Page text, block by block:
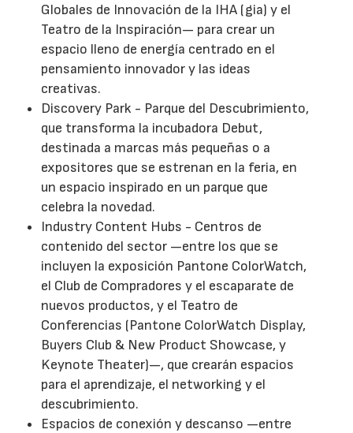
Globales de Innovación de la IHA (gia) y el
Teatro de la Inspiración— para crear un
espacio lleno de energía centrado en el
pensamiento innovador y las ideas
creativas.
Discovery Park - Parque del Descubrimiento,
que transforma la incubadora Debut,
destinada a marcas más pequeñas o a
expositores que se estrenan en la feria, en
un espacio inspirado en un parque que
celebra la novedad.
Industry Content Hubs - Centros de
contenido del sector —entre los que se
incluyen la exposición Pantone ColorWatch,
el Club de Compradores y el escaparate de
nuevos productos, y el Teatro de
Conferencias (Pantone ColorWatch Display,
Buyers Club & New Product Showcase, y
Keynote Theater)—, que crearán espacios
para el aprendizaje, el networking y el
descubrimiento.
Espacios de conexión y descanso —entre